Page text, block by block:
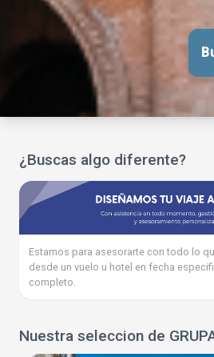
¿Buscas algo diferente?
Estamos para asesorarte con todo lo
desde un vuelo u hotel en fecha
completo.
Nuestra seleccion de